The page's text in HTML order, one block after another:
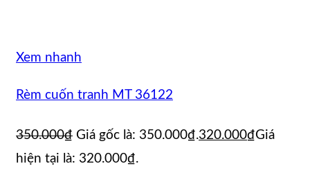
Xem nhanh
Rèm cuốn tranh MT 36122
350.000₫ Giá gốc là: 350.000₫.320.000₫Giá
hiện tại là: 320.000₫.